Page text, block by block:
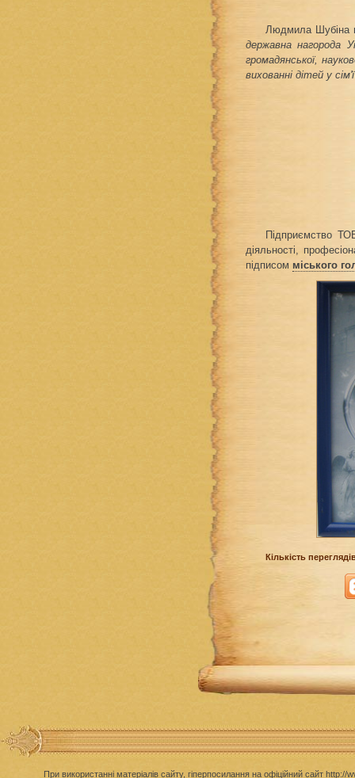
Людмила Шубіна в
державна нагорода
громадянської,
вихованні дітей у сім'ї
Підприємство
діяльності,
підписом міського
Кількість
При використанні матеріалів сайту, гіперпосилання на офіційний сайт